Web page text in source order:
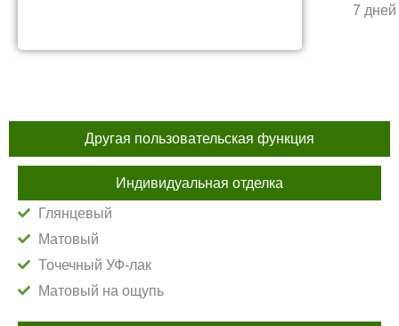
7 дней
Другая пользовательская функция
Индивидуальная отделка
Глянцевый
Матовый
Точечный УФ-лак
Матовый на ощупь